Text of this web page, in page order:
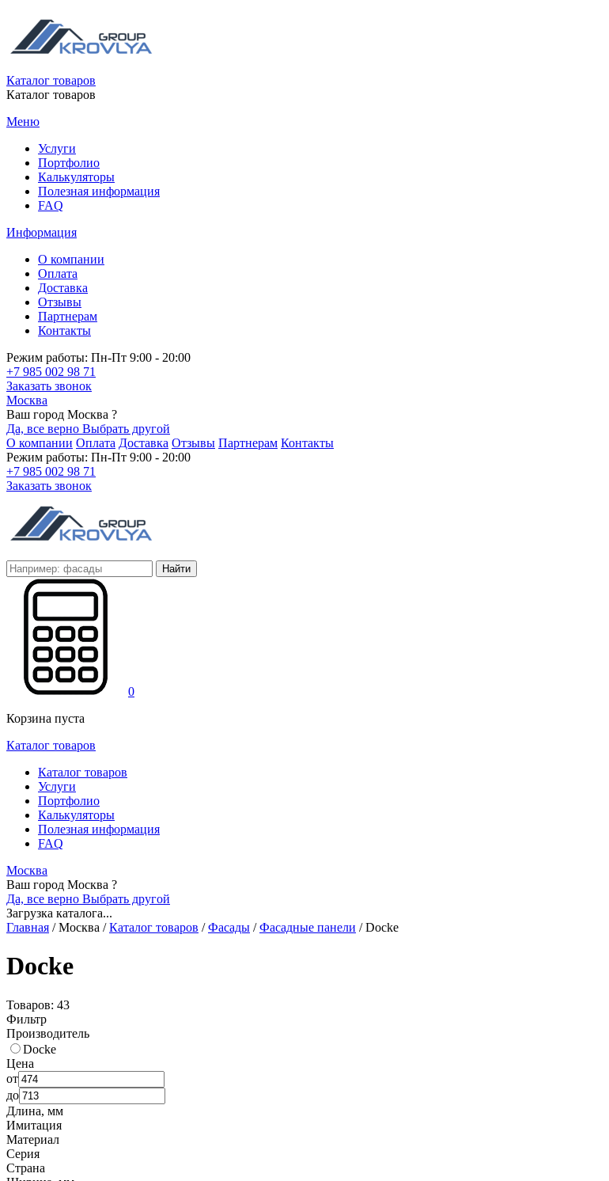
Каталог товаров
Каталог товаров
Меню
Услуги
Портфолио
Калькуляторы
Полезная информация
FAQ
Информация
О компании
Оплата
Доставка
Отзывы
Партнерам
Контакты
Режим работы: Пн-Пт 9:00 - 20:00
+7 985 002 98 71
Заказать звонок
Москва
Ваш город Москва ?
Да, все верно Выбрать другой
О компании Оплата Доставка Отзывы Партнерам Контакты
Режим работы: Пн-Пт 9:00 - 20:00
+7 985 002 98 71
Заказать звонок
Найти
0
Корзина пуста
Каталог товаров
Каталог товаров
Услуги
Портфолио
Калькуляторы
Полезная информация
FAQ
Москва
Ваш город Москва ?
Да, все верно Выбрать другой
Загрузка каталога...
Главная /Москва / Каталог товаров / Фасады / Фасадные панели /Docke
Docke
Товаров: 43
Фильтр
Производитель
Docke
Цена
от
до
Длина, мм
Имитация
Материал
Серия
Страна